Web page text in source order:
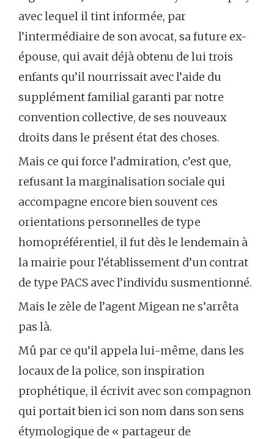
avec lequel il tint informée, par
l’intermédiaire de son avocat, sa future ex-
épouse, qui avait déjà obtenu de lui trois
enfants qu’il nourrissait avec l’aide du
supplément familial garanti par notre
convention collective, de ses nouveaux
droits dans le présent état des choses.
Mais ce qui force l’admiration, c’est que,
refusant la marginalisation sociale qui
accompagne encore bien souvent ces
orientations personnelles de type
homopréférentiel, il fut dès le lendemain à
la mairie pour l’établissement d’un contrat
de type PACS avec l’individu susmentionné.
Mais le zèle de l’agent Migean ne s’arrêta
pas là.
Mû par ce qu’il appela lui-même, dans les
locaux de la police, son inspiration
prophétique, il écrivit avec son compagnon
qui portait bien ici son nom dans son sens
étymologique de « partageur de